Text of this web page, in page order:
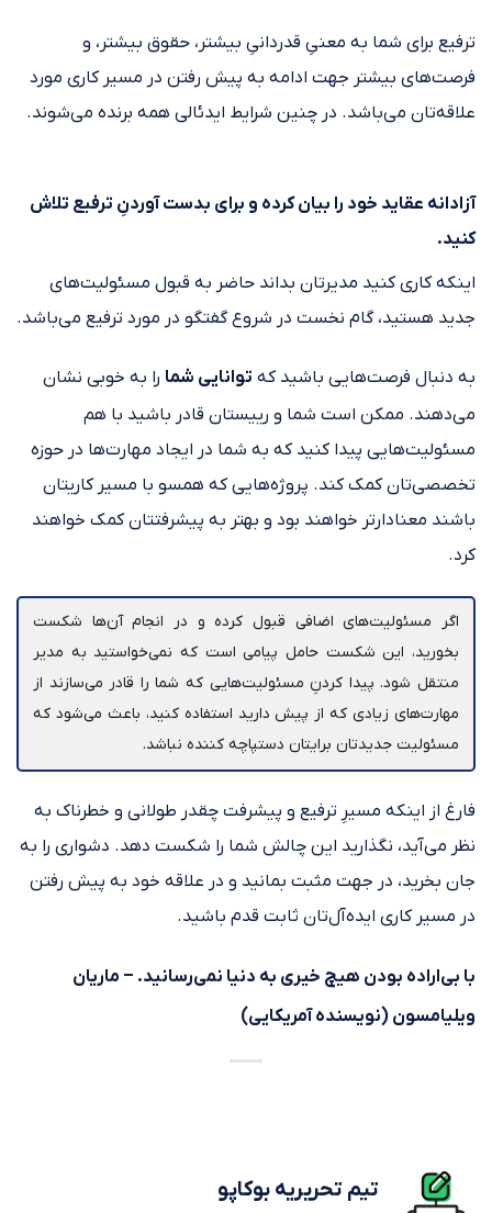
ترفیع برای شما به معنیِ قدردانیِ بیشتر، حقوق بیشتر، و
فرصت‌های بیشتر جهت ادامه به پیش رفتن در مسیر کاری مورد
علاقه‌تان می‌باشد. در چنین شرایط ایدئالی همه برنده می‌شوند.
آزادانه عقاید خود را بیان کرده و برای بدست آوردنِ ترفیع تلاش
کنید.
اینکه کاری کنید مدیرتان بداند حاضر به قبول مسئولیت‌های
جدید هستید، گام نخست در شروع گفتگو در مورد ترفیع می‌باشد.
به دنبال فرصت‌هایی باشید که توانایی شما را به خوبی نشان
می‌دهند. ممکن است شما و رییستان قادر باشید با هم
مسئولیت‌هایی پیدا کنید که به شما در ایجاد مهارت‌ها در حوزه
تخصصی‌تان کمک کند. پروژه‌هایی که همسو با مسیر کاریتان
باشند معنادارتر خواهند بود و بهتر به پیشرفتتان کمک خواهند
کرد.
اگر مسئولیت‌های اضافی قبول کرده و در انجام آن‌ها شکست
بخورید، این شکست حامل پیامی است که نمی‌خواستید به مدیر
منتقل شود. پیدا کردنِ مسئولیت‌هایی که شما را قادر می‌سازند از
مهارت‌های زیادی که از پیش دارید استفاده کنید، باعث می‌شود که
مسئولیت جدیدتان برایتان دستپاچه کننده نباشد.
فارغ از اینکه مسیرِ ترفیع و پیشرفت چقدر طولانی و خطرناک به
نظر می‌آید، نگذارید این چالش شما را شکست دهد. دشواری را به
جان بخرید، در جهت مثبت بمانید و در علاقه خود به پیش رفتن
در مسیر کاری‌ ایده‌آل‌تان ثابت قدم باشید.
با بی‌اراده بودن هیچ خیری به دنیا نمی‌رسانید. – ماریان
ویلیامسون (نویسنده آمریکایی)
تیم تحریریه بوکاپو